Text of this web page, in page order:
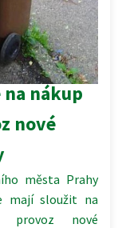
na nákup
nové
města Prahy
mají sloužit na
provoz nové